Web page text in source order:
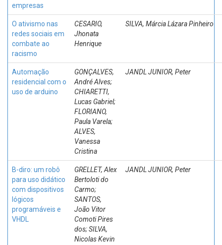
empresas
O ativismo nas
redes sociais em
combate ao
racismo
CESARIO,
Jhonata
Henrique
SILVA, Márcia Lázara Pinheiro
Automação
residencial com o
uso de arduino
GONÇALVES,
André Alves;
CHIARETTI,
Lucas Gabriel;
FLORIANO,
Paula Varela;
ALVES,
Vanessa
Cristina
JANDL JUNIOR, Peter
B-diro: um robô
para uso didático
com dispositivos
lógicos
programáveis e
VHDL
GRELLET, Alex
Bertoloti do
Carmo;
SANTOS,
João Vitor
Comoti Pires
dos; SILVA,
Nicolas Kevin
JANDL JUNIOR, Peter